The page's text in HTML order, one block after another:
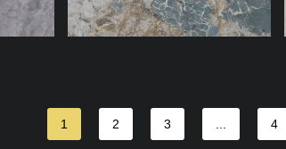
1 2 3 4